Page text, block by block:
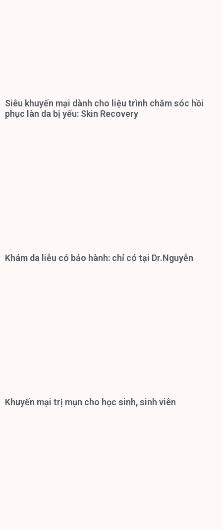
Siêu khuyến mại dành cho liệu trình chăm sóc hồi
phục làn da bị yếu: Skin Recovery
Khám da liễu có bảo hành: chỉ có tại Dr.Nguyễn
Khuyến mại trị mụn cho học sinh, sinh viên